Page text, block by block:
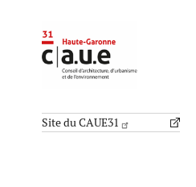
Site du CAUE31